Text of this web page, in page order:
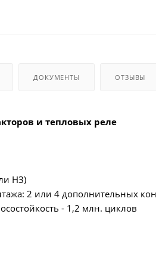
ДОКУМЕНТЫ ОТЗЫВЫ
и тепловых реле
НЗ)
2 или 4 дополнительных
- 1,2 млн. циклов